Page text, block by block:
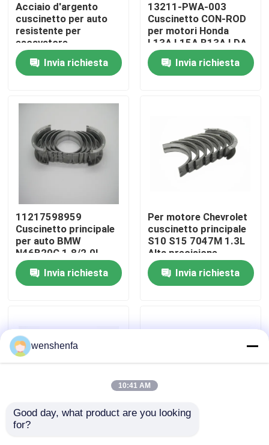
Prodotti
Su di noi
Visita alla fabbrica
Controllo della qualità
Notizie
Acciaio d'argento
cuscinetto per auto
resistente per
escavatore
Invia richiesta
13211-PWA-003
Cuscinetto CON-ROD
per motori Honda
L13A L15A B13A LDA
resistente all'usura
Invia richiesta
11217598959
Cuscinetto principale
per auto BMW
N46B20C 1.8/2.0L
Qualità del pozzo
Invia richiesta
Per motore Chevrolet
cuscinetto principale
S10 S15 7047M 1.3L
Alta precisione
Invia richiesta
Per motore Chevrolet
wenshenfa
10:41 AM
Good day, what product are you looking
for?